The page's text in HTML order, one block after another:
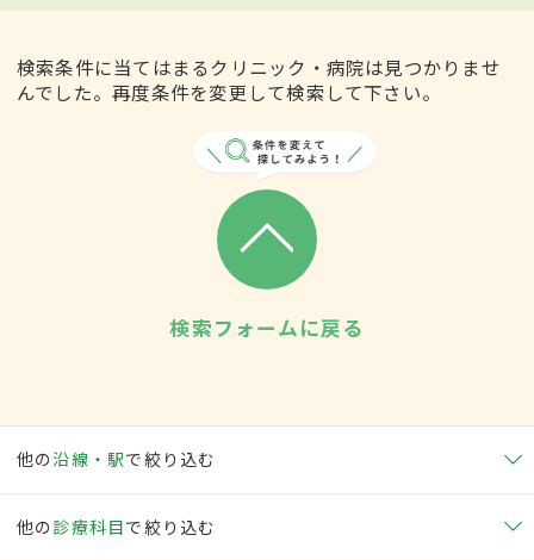
検索条件に当てはまるクリニック・病院は見つかりませ
んでした。再度条件を変更して検索して下さい。
検索フォームに戻る
他の沿線・駅で絞り込む
他の 診療科目で絞り込む